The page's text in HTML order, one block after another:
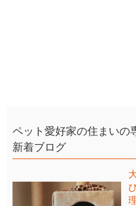
ペット愛好家の住まいの
新着ブログ